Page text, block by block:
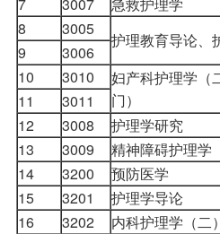
8
3005
护理教育导论、
9
3006
10
3010
妇产科护理学（
门）
11
3011
12
3008
护理学研究
13
3009
精神障碍护理学
14
3200
预防医学
15
3201
护理学导论
16
3202
内科护理学（二）